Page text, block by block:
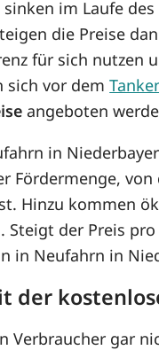
im Laufe
die Preise
für sich nutzen
sich vor dem
angeboten
in
Fördermenge,
Hinzu kommen
Steigt der Preis
in Neufahrn in
der
Verbraucher gar